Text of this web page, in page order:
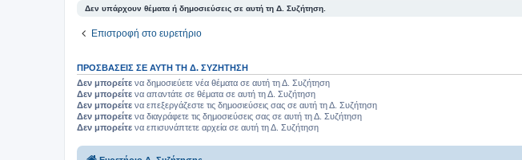
Δεν υπάρχουν θέματα ή δημοσιεύσεις σε αυτή τη Δ. Συζήτηση.
Επιστροφή στο ευρετήριο
ΠΡΟΣΒΆΣΕΙΣ ΣΕ ΑΥΤΉ ΤΗ Δ. ΣΥΖΉΤΗΣΗ
Δεν μπορείτε να δημοσιεύετε νέα θέματα σε αυτή τη Δ. Συζήτηση
Δεν μπορείτε να απαντάτε σε θέματα σε αυτή τη Δ. Συζήτηση
Δεν μπορείτε να επεξεργάζεστε τις δημοσιεύσεις σας σε αυτή τη Δ. Συζήτηση
Δεν μπορείτε να διαγράφετε τις δημοσιεύσεις σας σε αυτή τη Δ. Συζήτηση
Δεν μπορείτε να επισυνάπτετε αρχεία σε αυτή τη Δ. Συζήτηση